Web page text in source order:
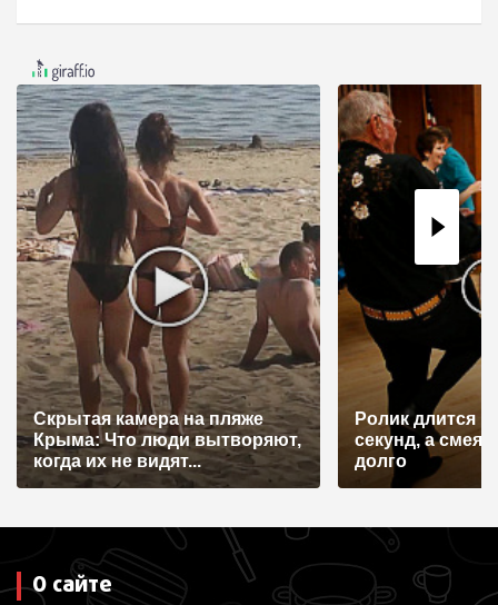
Скрытая камера на пляже
Крыма: Что люди вытворяют,
когда их не видят...
Ролик длится
секунд, а
долго
О сайте